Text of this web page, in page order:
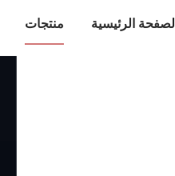
الصفحة الرئيسية منتجات